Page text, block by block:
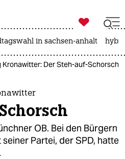
ich
ich

taz zahl ich
in sachsen-anhalt
Kronawitter: Der Steh-auf-Schorsch
OB. Bei den Bürgern
Partei, der SPD, hatte